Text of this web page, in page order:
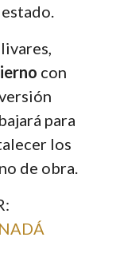
con
para
los
de obra.